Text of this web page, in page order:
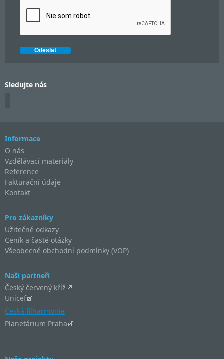
Sledujte nás
Informace
O nás
Vzdělávací materiály
Reference
Fakturační údaje
Kontakt
Pro zákazníky
Užitečné odkazy
Ceník a časté otázky
Všeobecné obchodní podmínky (VOP)
Naši partneři
Český červený kříž
Unicef
Česká filharmonie
Planetárium Praha